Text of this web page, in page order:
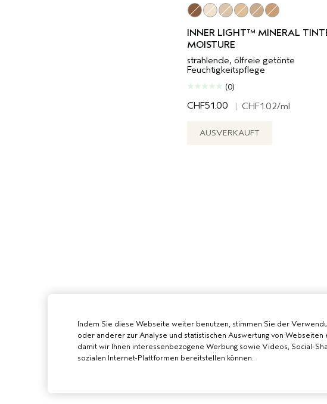
INNER LIGHT™ MINERAL
MOISTURE
strahlende, ölfreie getönte
Feuchtigkeitspflege
(0)
CHF51.00 | CHF1.02/ml
AUSVERKAUFT
Indem Sie diese Webseite weiter benutzen, stimmen Sie der
oder anderer zur Analyse und statistischen Auswertung von Webseiten
damit wir Ihnen interessenbezogene Werbung sowie Videos, Social-
sozialen Internet-Plattformen bereitstellen können.